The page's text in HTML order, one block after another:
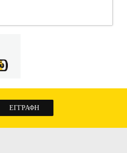
του δικτύου σας σε πολλές
L2.• Θύρες Gigabit: 48 x RJ-45
IEEE 802.3az, IEEE 802.3i,
440 x 204 x 43.3 mm.• Βάρος: 3.15
1000) 1U BLACK GS348-100EUS